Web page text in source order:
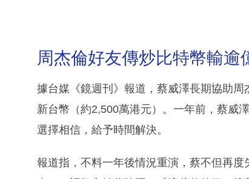
周杰倫好友傳炒比特幣輸逾
據台媒《鏡週刊》報道，蔡威澤長期協助
新台幣（約2,500萬港元）。一年前，蔡威
選擇相信，給予時間解決。
報道指，不料一年後情況重演，蔡不但再